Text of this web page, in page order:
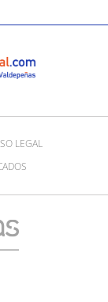
LEGAL